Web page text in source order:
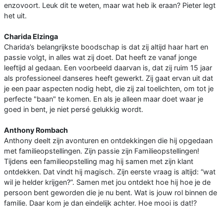
enzovoort. Leuk dit te weten, maar wat heb ik eraan? Pieter legt
het uit.
Charida Elzinga
Charida’s belangrijkste boodschap is dat zij altijd haar hart en
passie volgt, in alles wat zij doet. Dat heeft ze vanaf jonge
leeftijd al gedaan. Een voorbeeld daarvan is, dat zij ruim 15 jaar
als professioneel danseres heeft gewerkt. Zij gaat ervan uit dat
je een paar aspecten nodig hebt, die zij zal toelichten, om tot je
perfecte "baan" te komen. En als je alleen maar doet waar je
goed in bent, je niet persé gelukkig wordt.
Anthony Rombach
Anthony deelt zijn avonturen en ontdekkingen die hij opgedaan
met familieopstellingen. Zijn passie zijn Familieopstellingen!
Tijdens een familieopstelling mag hij samen met zijn klant
ontdekken. Dat vindt hij magisch. Zijn eerste vraag is altijd: “wat
wil je helder krijgen?”. Samen met jou ontdekt hoe hij hoe je de
persoon bent geworden die je nu bent. Wat is jouw rol binnen de
familie. Daar kom je dan eindelijk achter. Hoe mooi is dat!?